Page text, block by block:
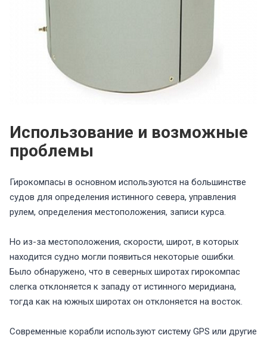
Использование и возможные
проблемы
Гирокомпасы в основном используются на большинстве
судов для определения истинного севера, управления
рулем, определения местоположения, записи курса.
Но из-за местоположения, скорости, широт, в которых
находится судно могли появиться некоторые ошибки.
Было обнаружено, что в северных широтах гирокомпас
слегка отклоняется к западу от истинного меридиана,
тогда как на южных широтах он отклоняется на восток.
Современные корабли используют систему GPS или другие